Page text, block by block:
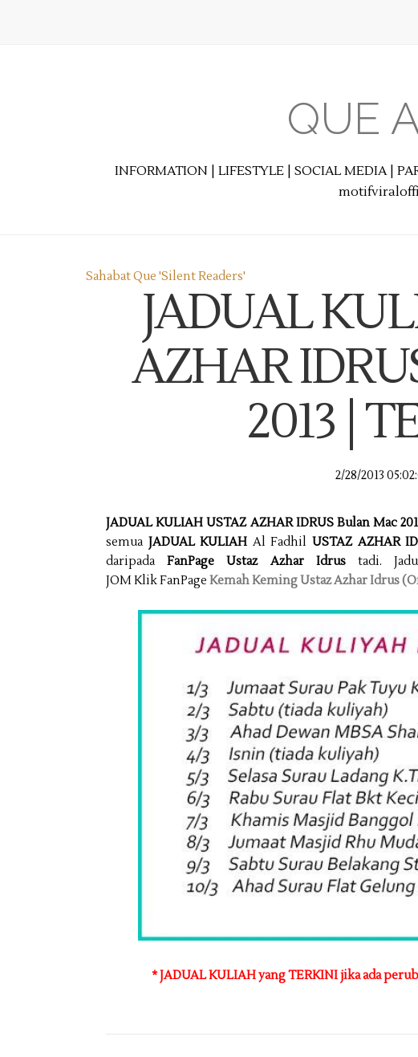
QUE
INFORMATION | LIFESTYLE | SOCIAL MEDIA |
Sahabat Que 'Silent Readers'
JADUAL
AZHAR
2013 |
2/28/2013
JADUAL KULIAH USTAZ AZHAR IDRUS Bulan Mac
semua JADUAL KULIAH Al FadhilUSTAZ AZHAR
daripadaFanPage Ustaz Azhar Idrustadi.
JOMKlikFanPage Kemah Keming Ustaz Azhar Idrus
* JADUAL KULIAH yang TERKINI jika ada